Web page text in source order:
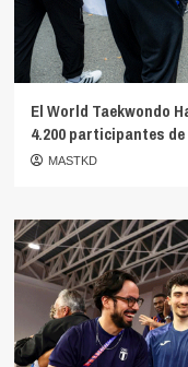
El World Taekwondo
4.200 participantes de
MASTKD